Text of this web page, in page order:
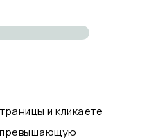
и кликаете